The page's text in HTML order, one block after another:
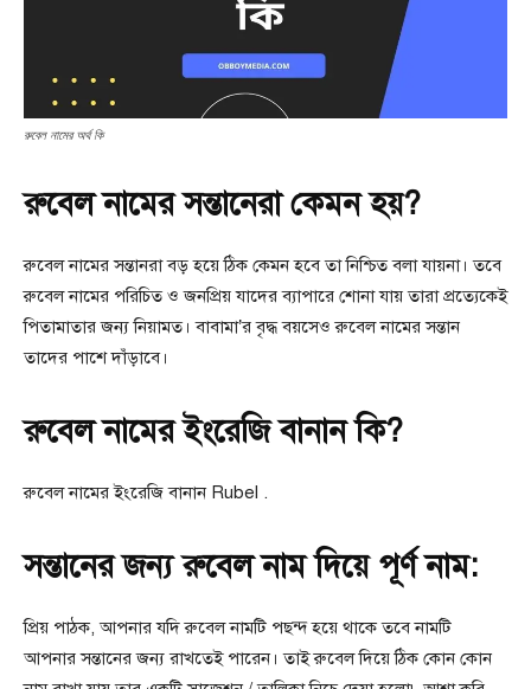
রুবেল নামের অর্থ কি
রুবেল নামের সন্তানেরা কেমন হয়?
রুবেল নামের সন্তানরা বড় হয়ে ঠিক কেমন হবে তা নিশ্চিত বলা যায়না। তবে
রুবেল নামের পরিচিত ও জনপ্রিয় যাদের ব্যাপারে শোনা যায় তারা প্রত্যেকেই
পিতামাতার জন্য নিয়ামত। বাবামা’র বৃদ্ধ বয়সেও রুবেল নামের সন্তান
তাদের পাশে দাঁড়াবে।
রুবেল নামের ইংরেজি বানান কি?
রুবেল নামের ইংরেজি বানান Rubel .
সন্তানের জন্য রুবেল নাম দিয়ে পূর্ণ নাম:
প্রিয় পাঠক, আপনার যদি রুবেল নামটি পছন্দ হয়ে থাকে তবে নামটি
আপনার সন্তানের জন্য রাখতেই পারেন। তাই রুবেল দিয়ে ঠিক কোন কোন